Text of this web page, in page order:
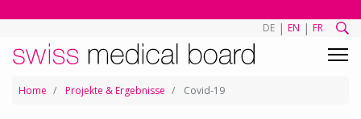
DE | EN | FR
Home Projekte & Ergebnisse Covid-19